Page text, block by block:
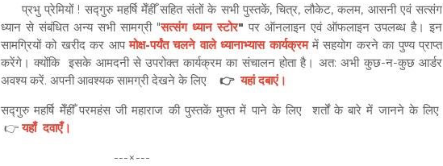
प्रभु प्रेमियों ! सद्गुरु महर्षि मेँहीँ सहित संतों के सभी पुस्तकें, चित्र, लौकेट, कलम, आसनी एवं सत्संग
ध्यान से संबंधित अन्य सभी सामग्री "सत्संग ध्यान स्टोर" पर ऑनलाइन एवं ऑफलाइन उपलब्ध है। इन
सामग्रियों को खरीद कर आप मोक्ष-पर्यंत चलने वाले ध्यानाभ्यास कार्यक्रम में सहयोग करने का पुण्य प्राप्त
करेंगे। क्योंकि इसके आमदनी से उपरोक्त कार्यक्रम का संचालन होता है। अत: अभी कुछ-न-कुछ आर्डर
अवश्य करें. अपनी आवश्यक सामग्री देखने के लिए
👉यहां दबाएं।
सद्गुरु महर्षि मेँहीँ परमहंस जी महाराज की पुस्तकें मुफ्त में पाने के लिए शर्तों के बारे में जानने के लिए
👉यहाँ दवाएँ।
---×---